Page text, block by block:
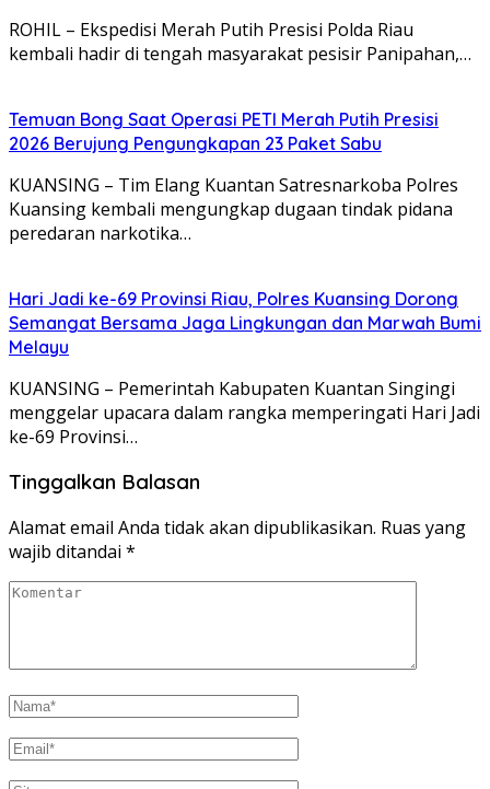
ROHIL – Ekspedisi Merah Putih Presisi Polda Riau
kembali hadir di tengah masyarakat pesisir Panipahan,…
Temuan Bong Saat Operasi PETI Merah Putih Presisi
2026 Berujung Pengungkapan 23 Paket Sabu
KUANSING – Tim Elang Kuantan Satresnarkoba Polres
Kuansing kembali mengungkap dugaan tindak pidana
peredaran narkotika…
Hari Jadi ke-69 Provinsi Riau, Polres Kuansing Dorong
Semangat Bersama Jaga Lingkungan dan Marwah Bumi
Melayu
KUANSING – Pemerintah Kabupaten Kuantan Singingi
menggelar upacara dalam rangka memperingati Hari Jadi
ke-69 Provinsi…
Tinggalkan Balasan
Alamat email Anda tidak akan dipublikasikan. Ruas yang
wajib ditandai *